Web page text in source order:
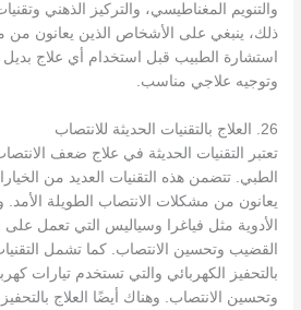
والتنويم المغناطيسي، والتركيز الذهني
ذلك، ينبغي على الأشخاص الذين يعانون من
استشارة الطبيب قبل استخدام أي علاج
وتوجيه علاجي مناسب.
26. العلاج بالتقنيات الحديثة للانتصاب
تعتبر التقنيات الحديثة في علاج ضعف
الطبي. تتضمن هذه التقنيات العديد من
يعانون من مشكلات الانتصاب الطويلة
الأدوية مثل فياغرا وسياليس التي تعمل على
القضيب وتحسين الانتصاب. كما تشمل
بالتحفيز الكهربائي والتي تستخدم تيارات
وتحسين الانتصاب. وهناك أيضًا العلاج بالتحفيز